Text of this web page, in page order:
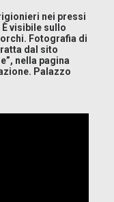
nei pressi
visibile sullo
Fotografia di
dal sito
nella pagina
Palazzo